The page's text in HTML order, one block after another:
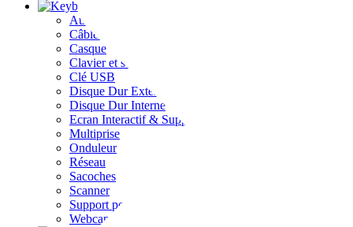
Autres accessoires
Câble/cordon
Casque
Clavier et souris
Clé USB
Disque Dur Externe
Disque Dur Interne
Ecran Interactif & Support
Multiprise
Onduleur
Réseau
Sacoches
Scanner
Support pour Moniteur PC
Webcam